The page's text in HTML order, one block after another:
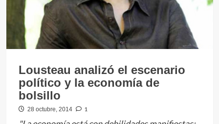
Lousteau analizó el escenario
político y la economía de
bolsillo
28 octubre, 2014 1